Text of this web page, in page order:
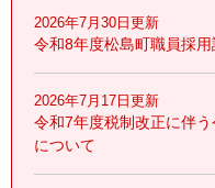
2026年7月30日更新
令和8年度松島町職員採用
2026年7月17日更新
令和7年度税制改正に伴
について